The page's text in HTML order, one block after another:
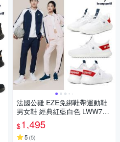
法國公雞 EZE免綁鞋帶運動鞋
男女鞋 經典紅藍白色 LWW732
74
$1,495
5 (5)